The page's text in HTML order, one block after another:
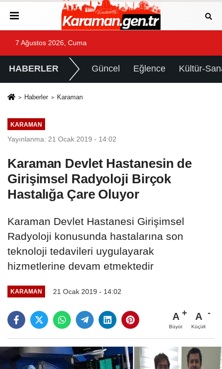
7 Ağustos 2026, Cuma
HABERLER Güncel Eğlence Kültür-
Haberler Karaman
KARAMAN
Yayınlanma: 21 Ocak 2019 - 14:02
Karaman Devlet Hastanesin de
Girişimsel Radyoloji Birçok
Hastalığa Çare Oluyor
Karaman Devlet Hastanesi Girişimsel
Radyoloji konusunda hastalarına son
teknoloji tedavileri uygulayarak
hizmetlerine devam etmektedir
KARAMAN 21 Ocak 2019 - 14:02
A
Büyüt
A
Küçült